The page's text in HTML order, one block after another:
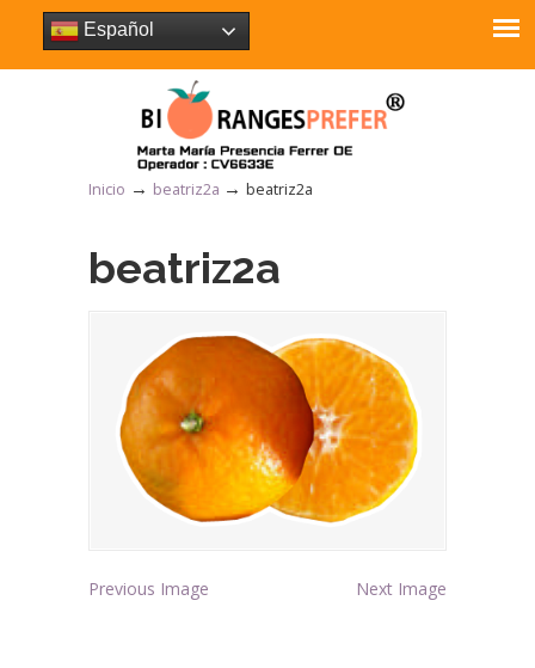
Inicio → beatriz2a → beatriz2a
beatriz2a
Previous Image Next Image
Español